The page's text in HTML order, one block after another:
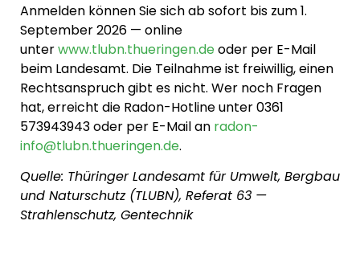
Anmelden können Sie sich ab sofort bis zum 1.
September 2026 — online
unterwww.tlubn.thueringen.deoder per E-Mail
beim Landesamt. Die Teilnahme ist freiwillig, einen
Rechtsanspruch gibt es nicht. Wer noch Fragen
hat, erreicht die Radon-Hotline unter 0361
573943943 oder per E-Mail an radon-
info@tlubn.thueringen.de.
Quelle: Thüringer Landesamt für Umwelt, Bergbau
und Naturschutz (TLUBN), Referat 63 —
Strahlenschutz, Gentechnik